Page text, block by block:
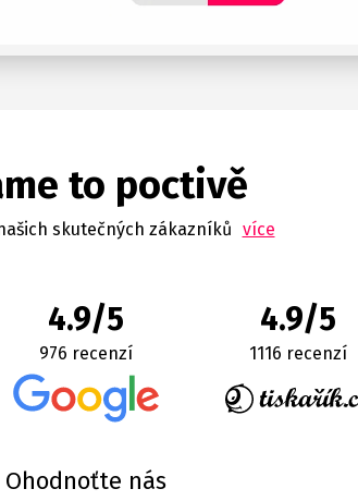
to poctivě
skutečných zákazníků více
4.9/5
976 recenzí
4.9/5
1116 recenzí
Ohodnoťte nás